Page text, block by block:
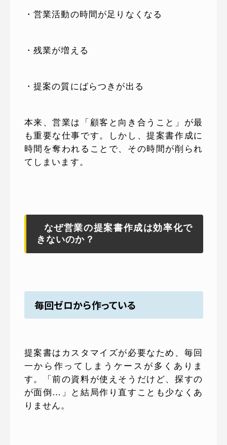
・営業活動の時間が足りなくなる
・残業が増える
・提案の質にばらつきが出る
本来、営業は「顧客と向き合うこと」が最
も重要な仕事です。しかし、提案書作成に
時間を奪われることで、その時間が削られ
てしまいます。
なぜ営業の提案書作成は効率化で
きないのか？
毎回ゼロから作っている
提案書はカスタマイズが必要なため、毎回
一から作ってしまうケースが多くありま
す。「前の資料が使えそうだけど、探すの
が面倒…」と結局作り直すことも少なくあ
りません。